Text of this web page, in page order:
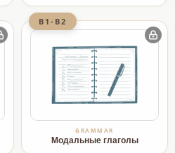
B1-B2
GRAMMAR
Модальные глаголы